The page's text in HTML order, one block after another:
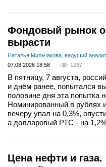
Фондовый рынок
вырасти
Наталья Мильчакова, ведущий
07.08.2026 18:58
1237
В пятницу, 7 августа,
и днём ранее, попытался
половине дня эта попытка
Номинированный в рублях
вечеру упал на 0,3%,
а долларовый РТС - на
Цена нефти и